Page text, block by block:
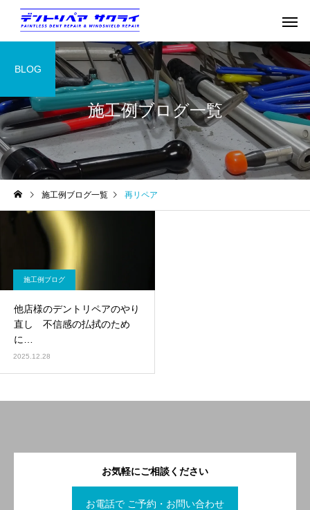
施工例ブログ一覧
BLOG
施工例ブログ一覧 再リペア
施工例ブログ
他店様のデントリペアのやり
直し 不信感の払拭のため
に…
2025.12.28
お気軽にご相談ください
お電話で ご予約・お問い合わせ